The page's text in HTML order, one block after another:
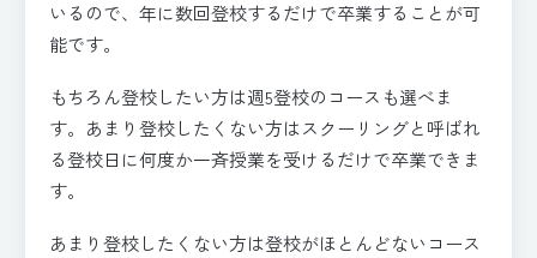
いるので、年に数回登校するだけで卒業することが可
能です。
もちろん登校したい方は週5登校のコースも選べま
す。あまり登校したくない方はスクーリングと呼ばれ
る登校日に何度か一斉授業を受けるだけで卒業できま
す。
あまり登校したくない方は登校がほとんどないコース